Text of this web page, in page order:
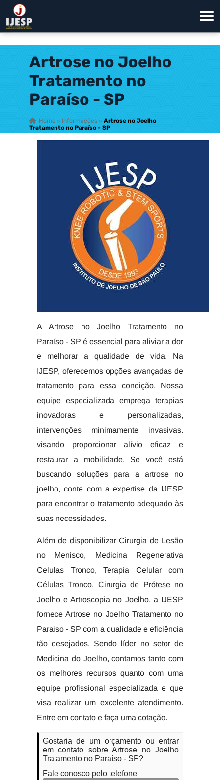
Artrose no Joelho
Tratamento no
Paraíso - SP
Home » Informações » Artrose no Joelho
Tratamento no Paraíso - SP
A Artrose no Joelho Tratamento no
Paraíso - SP é essencial para aliviar a dor
e melhorar a qualidade de vida. Na
IJESP, oferecemos opções avançadas de
tratamento para essa condição. Nossa
equipe especializada emprega terapias
inovadoras e personalizadas,
intervenções minimamente invasivas,
visando proporcionar alívio eficaz e
restaurar a mobilidade. Se você está
buscando soluções para a artrose no
joelho, conte com a expertise da IJESP
para encontrar o tratamento adequado às
suas necessidades.
Além de disponibilizar Cirurgia de Lesão
no Menisco, Medicina Regenerativa
Celulas Tronco, Terapia Celular com
Células Tronco, Cirurgia de Prótese no
Joelho e Artroscopia no Joelho, a IJESP
fornece Artrose no Joelho Tratamento no
Paraíso - SP com a qualidade e eficiência
tão desejados. Sendo líder no setor de
Medicina do Joelho, contamos tanto com
os melhores recursos quanto com uma
equipe profissional especializada e que
visa realizar um excelente atendimento.
Entre em contato e faça uma cotação.
Gostaria de um orçamento ou entrar
em contato sobre Artrose no Joelho
Tratamento no Paraíso - SP?
Fale conosco pelo telefone